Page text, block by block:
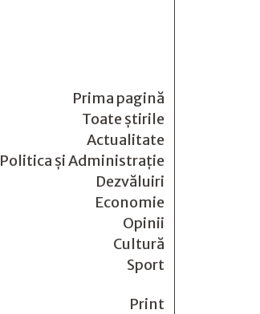
Prima pagină
Toate știrile
Actualitate
Politica și Administrație
Dezvăluiri
Economie
Opinii
Cultură
Sport
Print